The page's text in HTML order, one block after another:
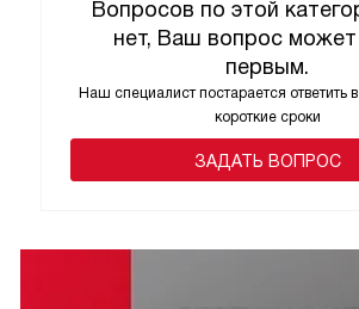
Вопросов по этой
нет, Ваш вопрос может
первым.
Наш специалист постарается ответить
короткие сроки
ЗАДАТЬ ВОПРОС